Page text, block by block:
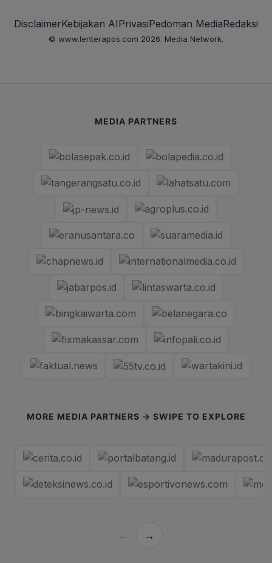
DisclaimerKebijakan AIPrivasiPedoman MediaRedaksi
© www.lenterapos.com 2026. Media Network.
MEDIA PARTNERS
MORE MEDIA PARTNERS → SWIPE TO EXPLORE
← →